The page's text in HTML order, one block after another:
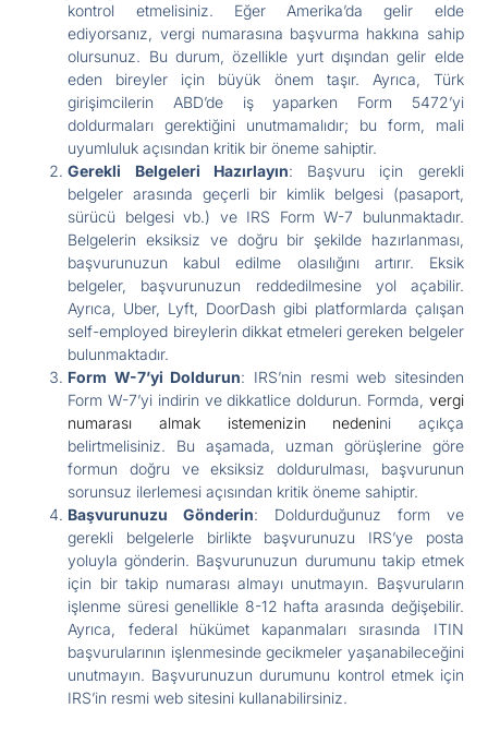
kontrol etmelisiniz. Eğer Amerika’da gelir elde
ediyorsanız, vergi numarasına başvurma hakkına sahip
olursunuz. Bu durum, özellikle yurt dışından gelir elde
eden bireyler için büyük önem taşır. Ayrıca, Türk
girişimcilerin ABD’de iş yaparken Form 5472’yi
doldurmaları gerektiğini unutmamalıdır; bu form, mali
uyumluluk açısından kritik bir öneme sahiptir.
Gerekli Belgeleri Hazırlayın: Başvuru için gerekli
belgeler arasında geçerli bir kimlik belgesi (pasaport,
sürücü belgesi vb.) ve IRS Form W-7 bulunmaktadır.
Belgelerin eksiksiz ve doğru bir şekilde hazırlanması,
başvurunuzun kabul edilme olasılığını artırır. Eksik
belgeler, başvurunuzun reddedilmesine yol açabilir.
Ayrıca, Uber, Lyft, DoorDash gibi platformlarda çalışan
self-employed bireylerin dikkat etmeleri gereken belgeler
bulunmaktadır.
Form W-7’yi Doldurun: IRS’nin resmi web sitesinden
Form W-7’yi indirin ve dikkatlice doldurun. Formda, vergi
numarası almak istemenizin nedenini açıkça
belirtmelisiniz. Bu aşamada, uzman görüşlerine göre
formun doğru ve eksiksiz doldurulması, başvurunun
sorunsuz ilerlemesi açısından kritik öneme sahiptir.
Başvurunuzu Gönderin: Doldurduğunuz form ve
gerekli belgelerle birlikte başvurunuzu IRS’ye posta
yoluyla gönderin. Başvurunuzun durumunu takip etmek
için bir takip numarası almayı unutmayın. Başvuruların
işlenme süresi genellikle 8-12 hafta arasında değişebilir.
Ayrıca, federal hükümet kapanmaları sırasında ITIN
başvurularının işlenmesinde gecikmeler yaşanabileceğini
unutmayın. Başvurunuzun durumunu kontrol etmek için
IRS’in resmi web sitesini kullanabilirsiniz.